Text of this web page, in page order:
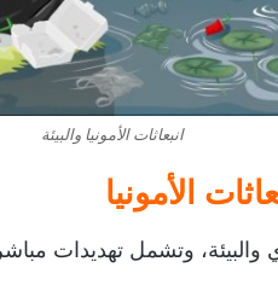
انبعاثات الأمونيا والبيئة
الأمونيا
والبيئة، وتشمل تهديدات